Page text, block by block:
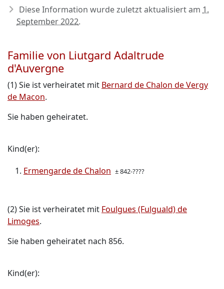
Diese Information wurde zuletzt aktualisiert am 1.
September 2022.
Familie von Liutgard Adaltrude
d'Auvergne
(1) Sie ist verheiratet mit Bernard de Chalon de Vergy
de Macon.
Sie haben geheiratet.
Kind(er):
Ermengarde de Chalon ± 842-????
(2) Sie ist verheiratet mit Foulgues (Fulguald) de
Limoges.
Sie haben geheiratet nach 856.
Kind(er):